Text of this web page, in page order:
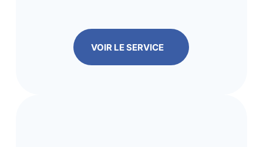
VOIR LE SERVICE